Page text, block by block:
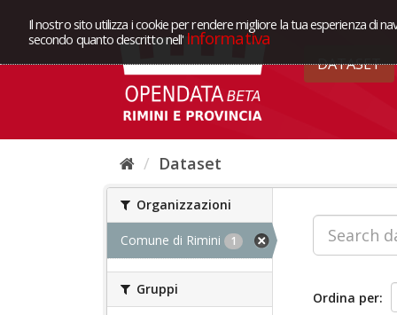
Il nostro sito utilizza i cookie per rendere migliore la tua esperienza di
secondo quanto descritto nell' Informativa
DATASET
Dataset
Organizzazioni
Comune di Rimini 1
Gruppi
Ordina per